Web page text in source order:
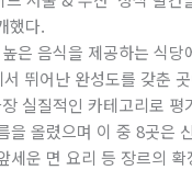
했다.
은 음식을 제공하는 식
뛰어난 완성도를 갖춘
실질적인 카테고리로 평
을 올렸으며 이 중 8곳은
세운 면 요리 등 장르의